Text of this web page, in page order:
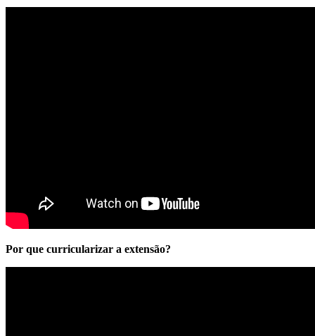
Por que curricularizar a extensão?